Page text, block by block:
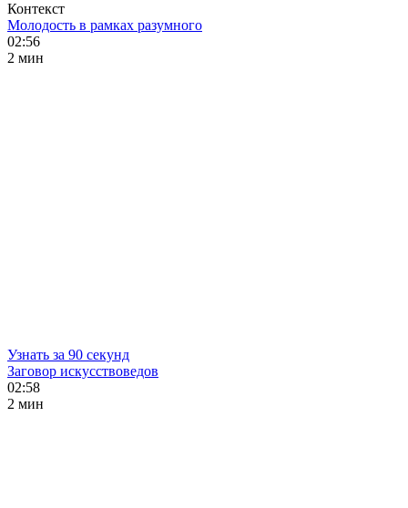
Контекст
Молодость в рамках разумного
02:56
2 мин
Узнать за 90 секунд
Заговор искусствоведов
02:58
2 мин